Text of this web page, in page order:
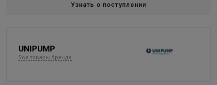
Узнать о поступлении
UNIPUMP
Все товары бренда